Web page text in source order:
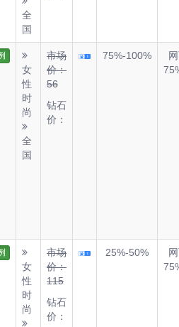
全
国
女
性
时
尚
全
国
市场
价：
56
钻石
价：
75%-100%
女
性
时
尚
市场
价：
115
钻石
价：
25%-50%